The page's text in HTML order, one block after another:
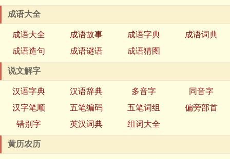
成语大全
成语大全 成语故事 成语字典
成语词典
成语造句
成语谜语 成语猜图
说文解字
汉语字典 汉语辞典 多音字
同音字
汉字笔顺
五笔编码 五笔词组
偏旁部首
错别字
英汉词典 组词大全
黄历农历